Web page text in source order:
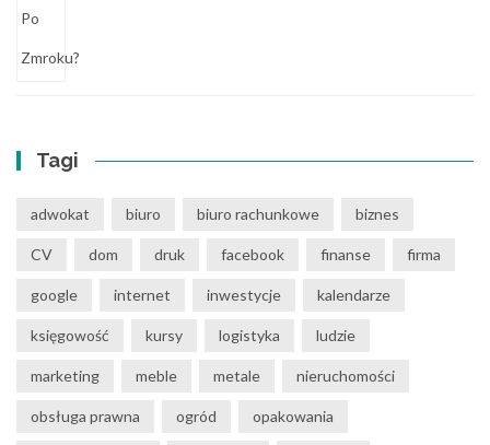
Tagi
adwokat biuro biuro rachunkowe biznes
CV dom druk facebook finanse firma
google internet inwestycje kalendarze
księgowość kursy logistyka ludzie
marketing meble metale nieruchomości
obsługa prawna ogród opakowania